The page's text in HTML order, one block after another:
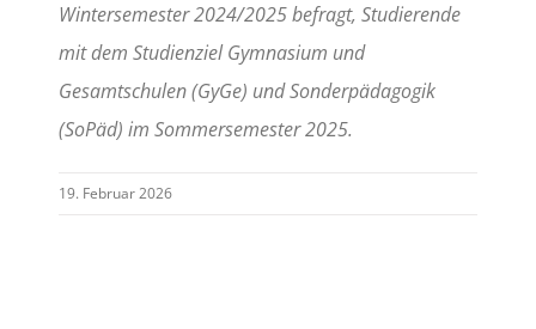
Wintersemester 2024/2025 befragt, Studierende
mit dem Studienziel Gymnasium und
Gesamtschulen (GyGe) und Sonderpädagogik
(SoPäd) im Sommersemester 2025.
19. Februar 2026